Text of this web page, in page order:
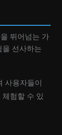
뛰어넘는 가
선사하는
사용자들이
험할 수 있